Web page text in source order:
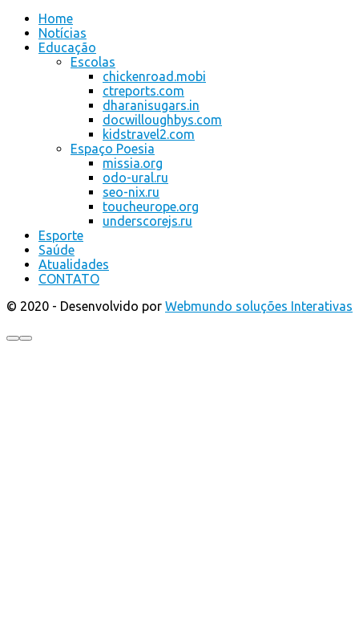
Home
Notícias
Educação
Escolas
chickenroad.mobi
ctreports.com
dharanisugars.in
docwilloughbys.com
kidstravel2.com
Espaço Poesia
missia.org
odo-ural.ru
seo-nix.ru
toucheurope.org
underscorejs.ru
Esporte
Saúde
Atualidades
CONTATO
© 2020 - Desenvolvido por Webmundo soluções Interativas